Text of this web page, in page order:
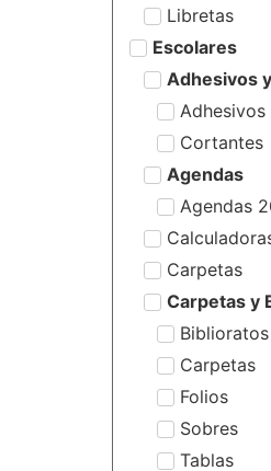
Libretas
Escolares
Adhesivos
Adhesivos
Cortantes
Agendas
Agendas
Carpetas
Carpetas y
Biblioratos
Carpetas
Folios
Sobres
Tablas